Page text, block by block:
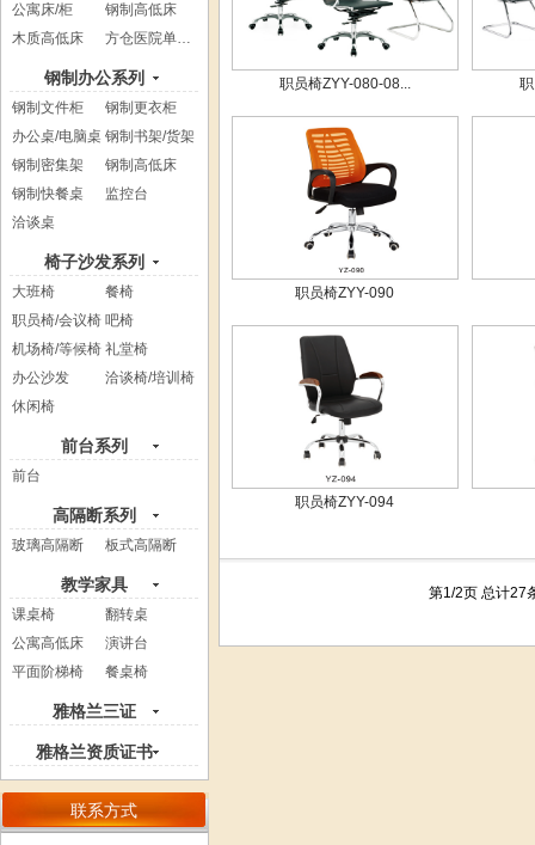
公寓床/柜
钢制高低床
木质高低床
方仓医院单人床
钢制办公系列
钢制文件柜
钢制更衣柜
办公桌/电脑桌 钢制书架/货架
钢制密集架
钢制高低床
钢制快餐桌
监控台
洽谈桌
椅子沙发系列
大班椅
餐椅
职员椅/会议椅 吧椅
机场椅/等候椅 礼堂椅
办公沙发
洽谈椅/培训椅
休闲椅
前台系列
前台
高隔断系列
玻璃高隔断 板式高隔断
教学家具
课桌椅
翻转桌
公寓高低床
演讲台
平面阶梯椅
餐桌椅
雅格兰三证
雅格兰资质证书
联系方式
职员椅ZYY-080-08...
职员椅ZYY-090
职员椅ZYY-094
第1/2页 总计27